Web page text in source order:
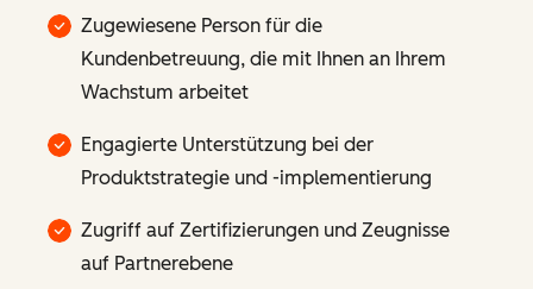
Zugewiesene Person für die
Kundenbetreuung, die mit Ihnen an Ihrem
Wachstum arbeitet
Engagierte Unterstützung bei der
Produktstrategie und -implementierung
Zugriff auf Zertifizierungen und Zeugnisse
auf Partnerebene